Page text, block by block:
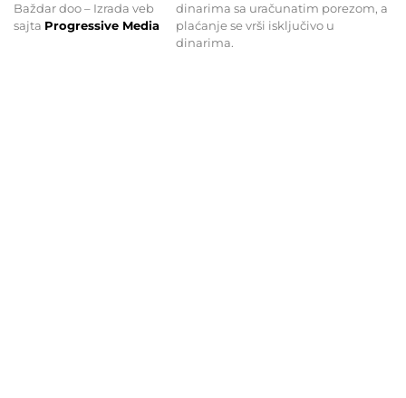
Baždar doo – Izrada veb
sajta Progressive Media
dinarima sa uračunatim porezom, a
plaćanje se vrši isključivo u
dinarima.